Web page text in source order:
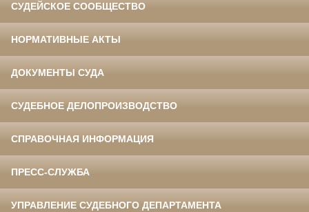
СУДЕЙСКОЕ СООБЩЕСТВО
НОРМАТИВНЫЕ АКТЫ
ДОКУМЕНТЫ СУДА
СУДЕБНОЕ ДЕЛОПРОИЗВОДСТВО
СПРАВОЧНАЯ ИНФОРМАЦИЯ
ПРЕСС-СЛУЖБА
УПРАВЛЕНИЕ СУДЕБНОГО ДЕПАРТАМЕНТА